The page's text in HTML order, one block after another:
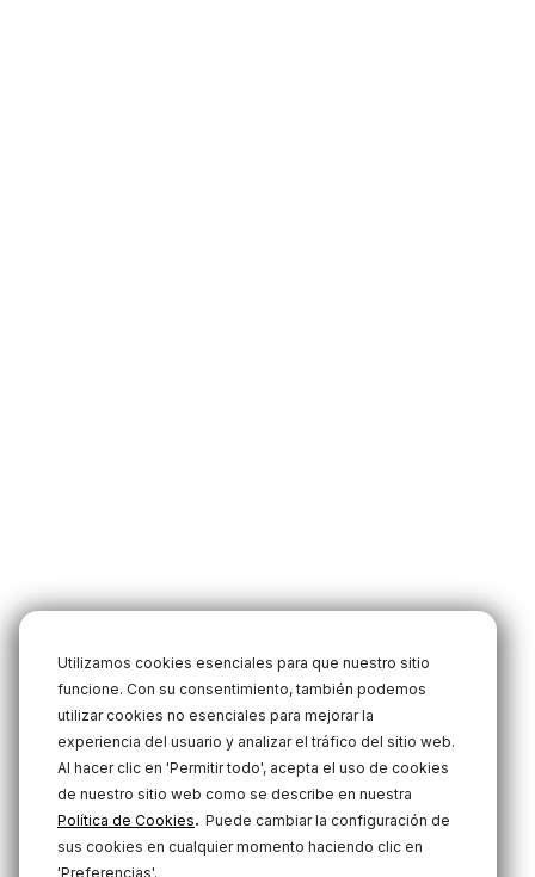
Utilizamos cookies esenciales para que nuestro sitio
funcione. Con su consentimiento, también podemos
utilizar cookies no esenciales para mejorar la
experiencia del usuario y analizar el tráfico del sitio web.
Al hacer clic en 'Permitir todo', acepta el uso de cookies
de nuestro sitio web como se describe en nuestra
Política de Cookies. Puede cambiar la configuración de
sus cookies en cualquier momento haciendo clic en
'Preferencias'.